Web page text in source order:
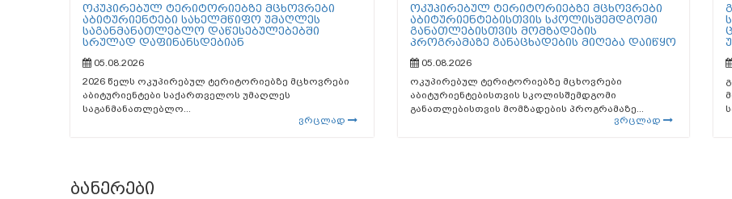
ოკუპირებულ ტერიტორიებზე მცხოვრები
აბიტურიენტები სახელმწიფო უმაღლეს
საგანმანათლებლო დაწესებულებებში
სრულად დაფინანსდებიან
05.08.2026
2026 წელს ოკუპირებულ ტერიტორიებზე მცხოვრები
აბიტურიენტები საქართველოს უმაღლეს
საგანმანათლებლო...
ვრცლად
ოკუპირებულ ტერიტორიებზე მცხოვრები
აბიტურიენტებისთვის სკოლისშემდგომი
განათლებისთვის მომზადების
პროგრამაზე განაცხადების მიღება დაიწყო
05.08.2026
ოკუპირებულ ტერიტორიებზე მცხოვრები
აბიტურიენტებისთვის სკოლისშემდგომი
განათლებისთვის მომზადების პროგრამაზე...
ვრცლად
ბანერები